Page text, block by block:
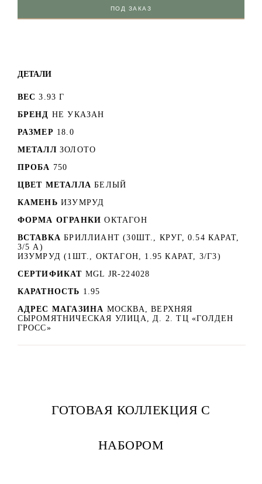
ПОД ЗАКАЗ
ДЕТАЛИ
ВЕС 3.93 Г
БРЕНД НЕ УКАЗАН
РАЗМЕР 18.0
МЕТАЛЛ ЗОЛОТО
ПРОБА 750
ЦВЕТ МЕТАЛЛА БЕЛЫЙ
КАМЕНЬ ИЗУМРУД
ФОРМА ОГРАНКИ ОКТАГОН
ВСТАВКА БРИЛЛИАНТ (30ШТ., КРУГ, 0.54 КАРАТ,
3/5 А)
ИЗУМРУД (1ШТ., ОКТАГОН, 1.95 КАРАТ, 3/Г3)
СЕРТИФИКАТ MGL JR-224028
КАРАТНОСТЬ 1.95
АДРЕС МАГАЗИНА МОСКВА, ВЕРХНЯЯ
СЫРОМЯТНИЧЕСКАЯ УЛИЦА, Д. 2. ТЦ «ГОЛДЕН
ГРОСС»
ГОТОВАЯ КОЛЛЕКЦИЯ С
НАБОРОМ